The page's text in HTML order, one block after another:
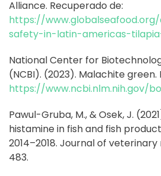
Alliance. Recuperado de:
https://
safety-in-latin-americas-
National Center for
(NCBI). (2023). Malachite green.
https://www.ncbi.nlm.nih.gov/
Pawul-Gruba, M., & Osek, J.
histamine in fish and fish
2014–2018. Journal of
483.